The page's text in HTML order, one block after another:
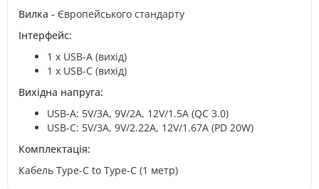
Вилка - Європейського стандарту
Інтерфейс:
1 x USB-A (вихід)
1 x USB-C (вихід)
Вихідна напруга:
USB-A: 5V/3A, 9V/2A, 12V/1.5A (QC 3.0)
USB-C: 5V/3A, 9V/2.22A, 12V/1.67A (PD 20W)
Комплектація:
Кабель Type-C to Type-C (1 метр)